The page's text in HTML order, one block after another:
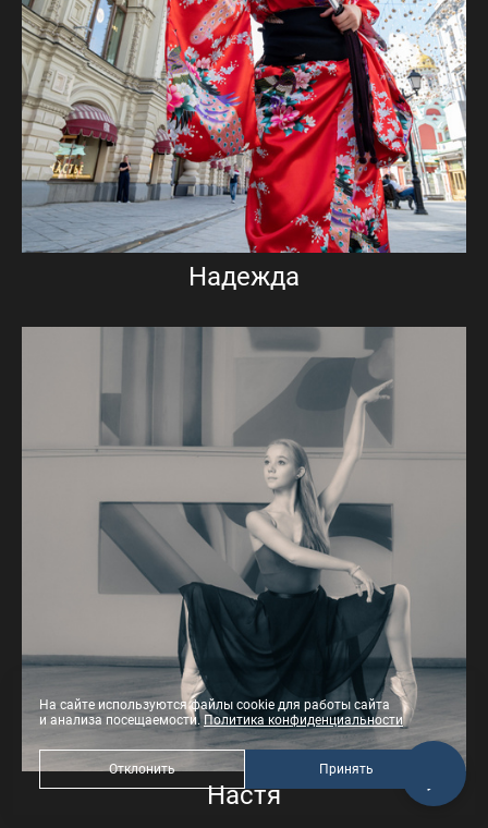
Надежда
Настя
На сайте используются файлы cookie для работы сайта
и анализа посещаемости.Политика конфиденциальности
Отклонить Принять